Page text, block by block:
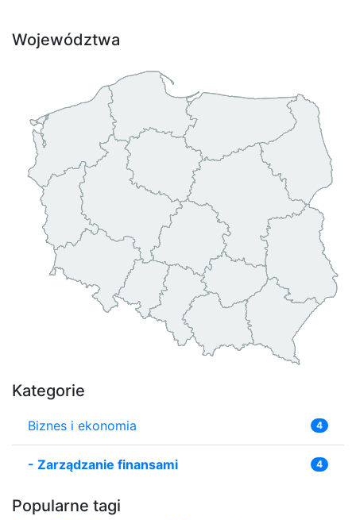
Województwa
Kategorie
Biznes i ekonomia 4
- Zarządzanie finansami 4
Popularne tagi